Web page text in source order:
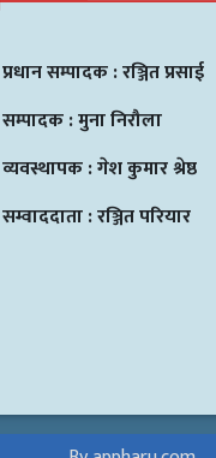
प्रधान सम्पादक :रञ्जित प्रसाई
सम्पादक :मुना निरौला
व्यवस्थापक :गेश कुमार श्रेष्ठ
सम्वाददाता :रञ्जित परियार